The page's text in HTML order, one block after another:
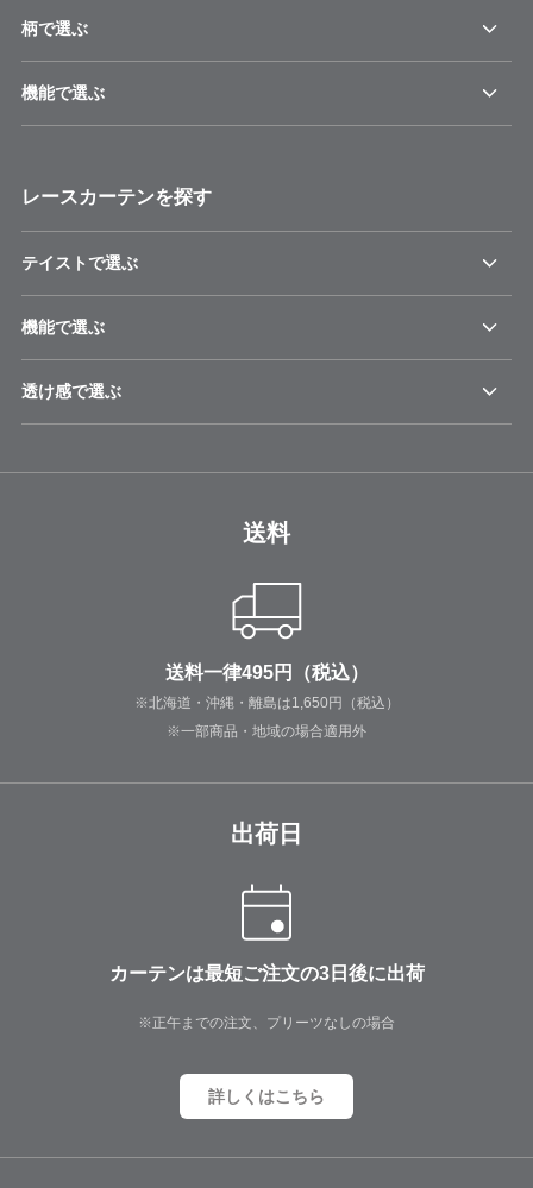
柄で選ぶ
機能で選ぶ
レースカーテンを探す
テイストで選ぶ
機能で選ぶ
透け感で選ぶ
送料
送料一律495円（税込）
※北海道・沖縄・離島は1,650円（税込）
※一部商品・地域の場合適用外
出荷日
カーテンは最短ご注文の3日後に出荷
※正午までの注文、プリーツなしの場合
詳しくはこちら